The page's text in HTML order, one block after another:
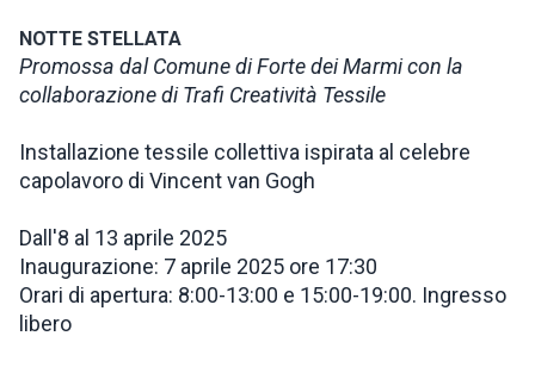
NOTTE STELLATA
Promossa dal Comune di Forte dei Marmi con la
collaborazione di Trafi Creatività Tessile
Installazione tessile collettiva ispirata al celebre
capolavoro di Vincent van Gogh
Dall'8 al 13 aprile 2025
Inaugurazione: 7 aprile 2025 ore 17:30
Orari di apertura: 8:00-13:00 e 15:00-19:00. Ingresso
libero